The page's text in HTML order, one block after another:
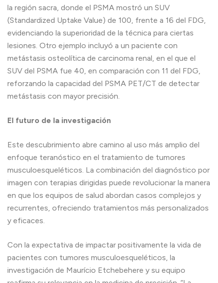
la región sacra, donde el PSMA mostró un SUV
(Standardized Uptake Value) de 100, frente a 16 del FDG,
evidenciando la superioridad de la técnica para ciertas
lesiones. Otro ejemplo incluyó a un paciente con
metástasis osteolítica de carcinoma renal, en el que el
SUV del PSMA fue 40, en comparación con 11 del FDG,
reforzando la capacidad del PSMA PET/CT de detectar
metástasis con mayor precisión.
El futuro de la investigación
Este descubrimiento abre camino al uso más amplio del
enfoque teranóstico en el tratamiento de tumores
musculoesqueléticos. La combinación del diagnóstico por
imagen con terapias dirigidas puede revolucionar la manera
en que los equipos de salud abordan casos complejos y
recurrentes, ofreciendo tratamientos más personalizados
y eficaces.
Con la expectativa de impactar positivamente la vida de
pacientes con tumores musculoesqueléticos, la
investigación de Maurício Etchebehere y su equipo